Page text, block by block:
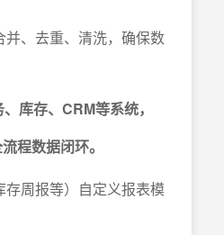
、去重、清洗，确保数
库存、CRM等系统，
程数据闭环。
周报等）自定义报表模